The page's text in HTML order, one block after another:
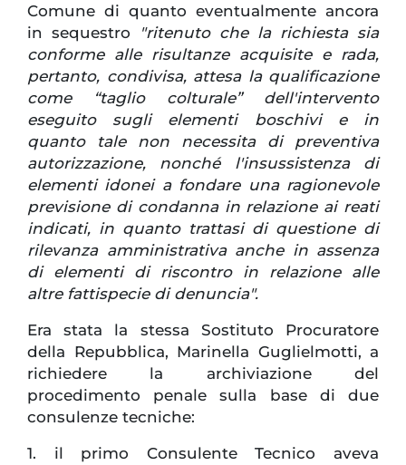
Comune di quanto eventualmente ancora
in sequestro
"ritenuto che la richiesta sia
conforme alle risultanze acquisite e rada,
pertanto, condivisa, attesa la qualificazione
come “taglio colturale” dell'intervento
eseguito sugli elementi boschivi e in
quanto tale non necessita di preventiva
autorizzazione, nonché l'insussistenza di
elementi idonei a fondare una ragionevole
previsione di condanna in relazione ai reati
indicati, in quanto trattasi di questione di
rilevanza amministrativa anche in assenza
di elementi di riscontro in relazione alle
altre fattispecie di denuncia".
Era stata la stessa Sostituto Procuratore
della Repubblica, Marinella Guglielmotti, a
richiedere la archiviazione del
procedimento penale sulla base di due
consulenze tecniche:
1. il primo Consulente Tecnico aveva